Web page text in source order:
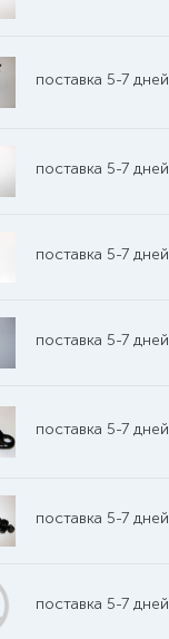
поставка 5-7 дней
поставка 5-7 дней
поставка 5-7 дней
поставка 5-7 дней
поставка 5-7 дней
поставка 5-7 дней
поставка 5-7 дней